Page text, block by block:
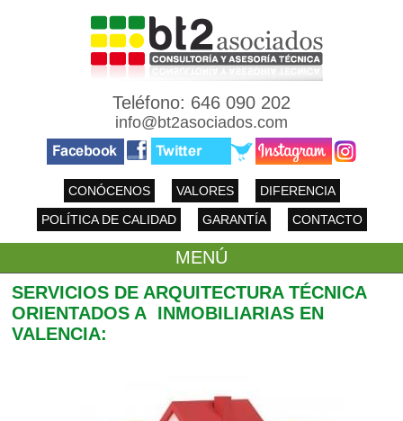
Teléfono: 646 090 202
info@bt2asociados.com
CONÓCENOS VALORES
DIFERENCIA
POLÍTICA DE CALIDAD
GARANTÍA CONTACTO
MENÚ
SERVICIOS DE ARQUITECTURA TÉCNICA
ORIENTADOS A INMOBILIARIAS EN
VALENCIA: